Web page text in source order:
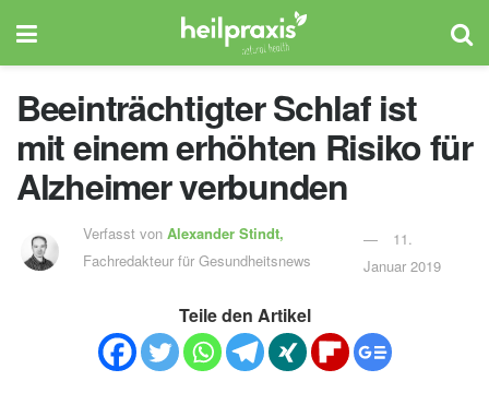
Beeinträchtigter Schlaf ist
mit einem erhöhten Risiko für
Alzheimer verbunden
Verfasst von Alexander Stindt,
Fachredakteur für Gesundheitsnews
11.
Januar 2019
Teile den Artikel